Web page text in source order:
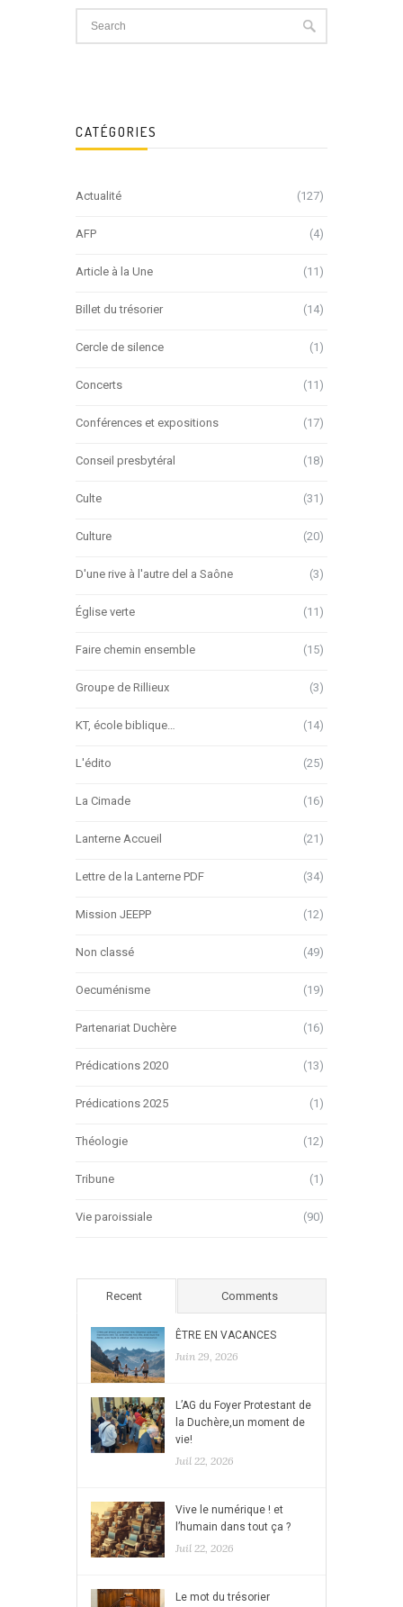
CATÉGORIES
Actualité (127)
AFP (4)
Article à la Une (11)
Billet du trésorier (14)
Cercle de silence (1)
Concerts (11)
Conférences et expositions (17)
Conseil presbytéral (18)
Culte (31)
Culture (20)
D'une rive à l'autre del a Saône (3)
Église verte (11)
Faire chemin ensemble (15)
Groupe de Rillieux (3)
KT, école biblique… (14)
L'édito (25)
La Cimade (16)
Lanterne Accueil (21)
Lettre de la Lanterne PDF (34)
Mission JEEPP (12)
Non classé (49)
Oecuménisme (19)
Partenariat Duchère (16)
Prédications 2020 (13)
Prédications 2025 (1)
Théologie (12)
Tribune (1)
Vie paroissiale (90)
Recent Comments
ÊTRE EN VACANCES
Juin 29, 2026
L’AG du Foyer Protestant de
la Duchère,un moment de
vie!
Juil 22, 2026
Vive le numérique ! et
l’humain dans tout ça ?
Juil 22, 2026
Le mot du trésorier